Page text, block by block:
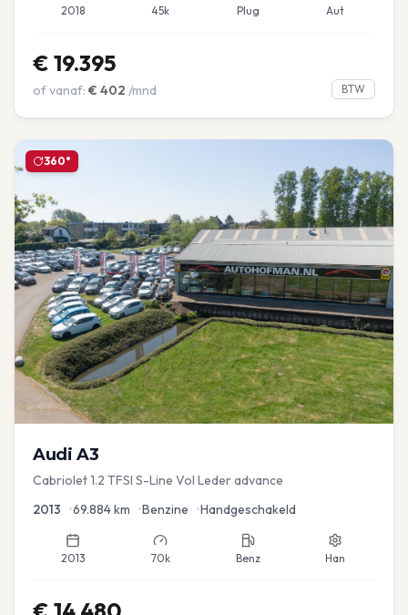
2018 45k Plug Aut
€ 19.395
of vanaf: € 402 /mnd BTW
360°
Audi A3
Cabriolet 1.2 TFSI S-Line Vol Leder advance
2013 •69.884km •Benzine •Handgeschakeld
2013 70k Benz Han